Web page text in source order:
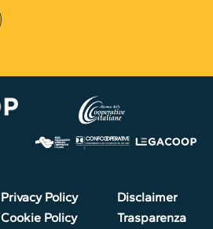
Privacy Policy
Cookie Policy
Disclaimer
Trasparenza